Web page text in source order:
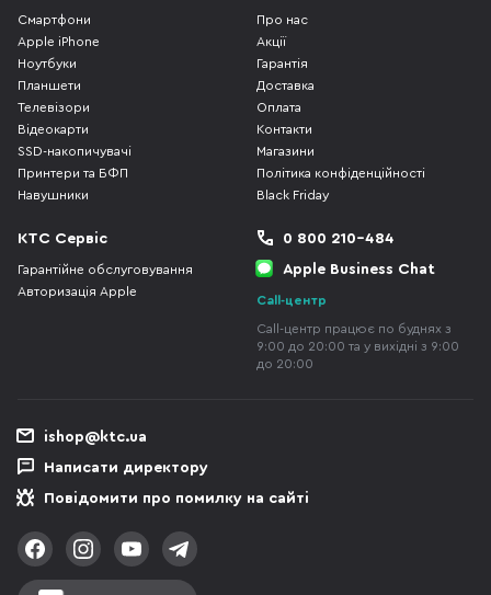
Смартфони
Apple iPhone
Ноутбуки
Планшети
Телевізори
Відеокарти
SSD-накопичувачі
Принтери та БФП
Навушники
Про нас
Акції
Гарантія
Доставка
Оплата
Контакти
Магазини
Політика конфіденційності
Black Friday
КТС Сервіс
Гарантійне обслуговування
Авторизація Apple
0 800 210-484
Apple Business Chat
Call-центр
Call-центр працює по буднях з
9:00 до 20:00 та у вихідні з 9:00
до 20:00
ishop@ktc.ua
Написати директору
Повідомити про помилку на сайті